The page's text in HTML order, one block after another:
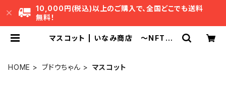
10,000円(税込)以上のご購入で、全国どこでも送料
無料！
マスコット | いなみ商店 ～NFT×R
HOME ブドウちゃん マスコット